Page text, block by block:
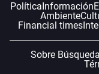
Política Información
Ambiente
Financial times
Sobre Búsqueda